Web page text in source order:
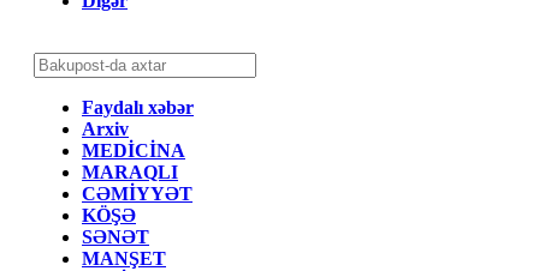
Faydalı xəbər
Arxiv
MEDİCİNA
MARAQLI
CƏMİYYƏT
KÖŞƏ
SƏNƏT
MANŞET